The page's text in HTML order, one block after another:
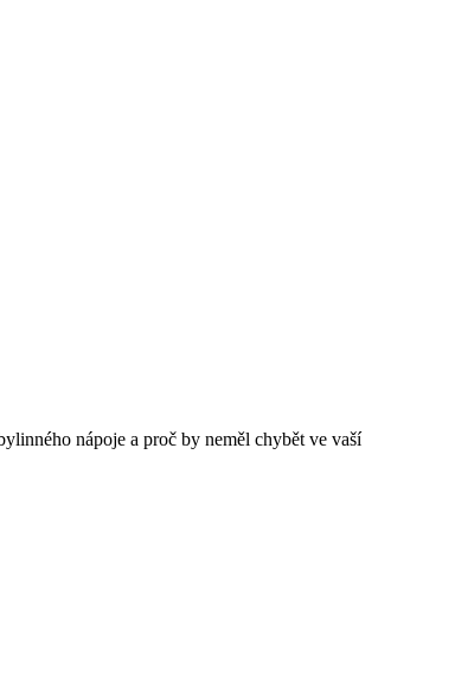
nápoje a proč by neměl chybět ve vaší